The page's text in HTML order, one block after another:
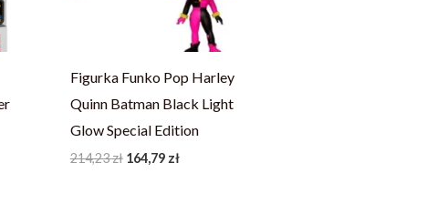
Figurka Funko Pop Harley
Quinn Batman Black Light
Glow Special Edition
214,23zł 164,79 zł